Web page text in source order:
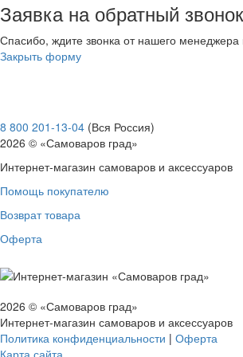
Заявка на обратный
Спасибо, ждите звонка от нашего
Закрыть форму
8 800 201-13-04 (Вся Россия)
2026 © «Самоваров град»
Интернет-магазин самоваров и аксессуаров
Помощь покупателю
Возврат товара
Оферта
2026 © «Самоваров град»
Интернет-магазин самоваров и аксессуаров
Политика конфиденциальности | Оферта
Карта сайта